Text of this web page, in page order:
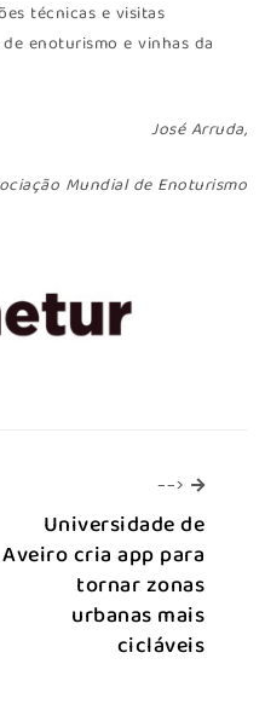
técnicas e visitas
enoturismo e vinhas da
José Arruda,
Mundial de Enoturismo
--> -->
Universidade de
Aveiro cria app para
tornar zonas
urbanas mais
cicláveis